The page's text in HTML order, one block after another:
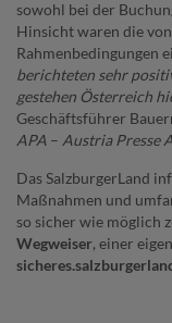
sowohl bei der
Hinsicht waren die
Rahmenbedingungen
berichteten sehr
gestehen Österreich
Geschäftsführer
APA – Austria Presse
Das SalzburgerLand
Maßnahmen und
so sicher wie möglich
Wegweiser, einer